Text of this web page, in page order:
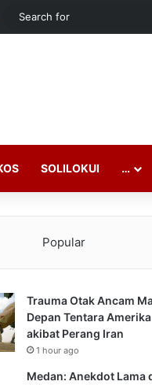
In
SOLILOKUI …
Popular
Trauma Otak Ancam
Depan Tentara
akibat Perang Iran
1 hour ago
Medan: Anekdot Lama